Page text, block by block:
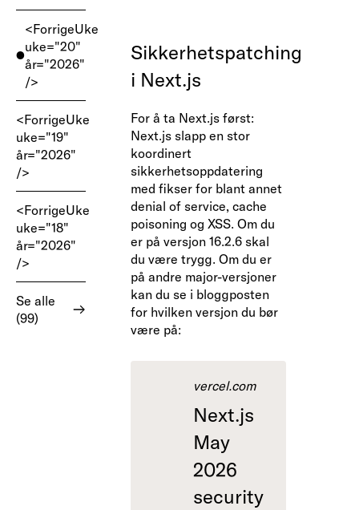
<ForrigeUke
uke="20"
år="2026"
/>
<ForrigeUke
uke="19"
år="2026"
/>
<ForrigeUke
uke="18"
år="2026"
/>
Se alle
(99)
Sikkerhetspatching
i Next.js
For å ta Next.js først:
Next.js slapp en stor
koordinert
sikkerhetsoppdatering
med fikser for blant annet
denial of service, cache
poisoning og XSS. Om du
er på versjon 16.2.6 skal
du være trygg. Om du er
på andre major-versjoner
kan du se i bloggposten
for hvilken versjon du bør
være på:
vercel.com
Next.js
May
2026
security